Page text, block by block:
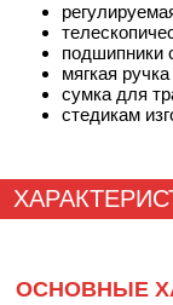
подшипники
мягкая ручка
сумка для
cтедикам
ОСНОВНЫЕ